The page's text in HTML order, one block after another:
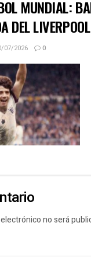
MUNDIAL:
DEL
07/2026 0
no será